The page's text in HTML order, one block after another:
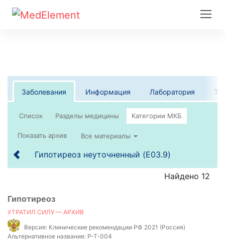
Заболевания Информация Лаборатория
Список
Все материалы
Гипотиреоз неуточненный (E03.9)
Найдено 12
Гипотиреоз
УТРАТИЛ СИЛУ — АРХИВ
Версия: Клинические рекомендации РФ 2021 (Россия)
Альтернативное название: P-T-004